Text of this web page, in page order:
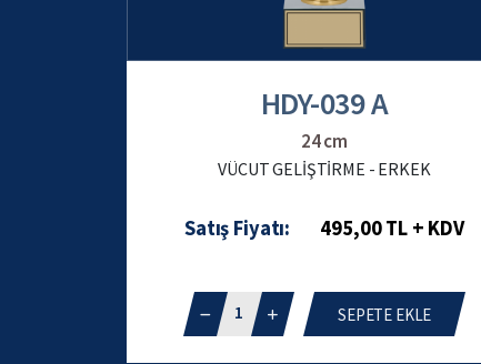
HDY-039 A
24 cm
VÜCUT GELİŞTİRME - ERKEK
Satış Fiyatı: 495,00 TL + KDV
1 SEPETE EKLE